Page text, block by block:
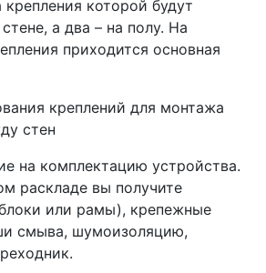
которой будут
а два – на полу. На
приходится основная
креплений для монтажа
стен
на комплектацию устройства.
раскладе вы получите
или рамы), крепежные
смыва, шумоизоляцию,